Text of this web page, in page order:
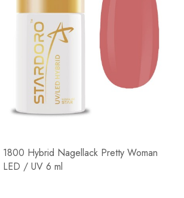
1800 Hybrid Nagellack Pretty Woman
LED / UV 6 ml